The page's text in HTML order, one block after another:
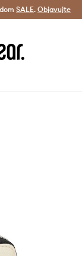
aj do 24 h >
SALE. Objavujte